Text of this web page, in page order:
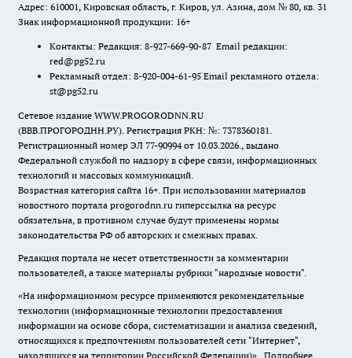
Адрес: 610001, Кировская область, г. Киров, ул. Азина, дом № 80, кв. 31
Знак информационной продукции: 16+
Контакты: Редакция: 8-927-669-90-87 Email редакции:
red@pg52.ru
Рекламный отдел: 8-920-004-61-95 Email рекламного отдела:
st@pg52.ru
Сетевое издание WWW.PROGORODNN.RU
(ВВВ.ПРОГОРОДНН.РУ). Регистрация РКН: №: 7378360181.
Регистрационный номер ЭЛ 77-90994 от 10.03.2026., выдано
Федеральной службой по надзору в сфере связи, информационных
технологий и массовых коммуникаций.
Возрастная категория сайта 16+. При использовании материалов
новостного портала progorodnn.ru гиперссылка на ресурс
обязательна, в противном случае будут применены нормы
законодательства РФ об авторских и смежных правах.
Редакция портала не несет ответственности за комментарии
пользователей, а также материалы рубрики "народные новости".
«На информационном ресурсе применяются рекомендательные
технологии (информационные технологии предоставления
информации на основе сбора, систематизации и анализа сведений,
относящихся к предпочтениям пользователей сети "Интернет",
находящихся на территории Российской Федерации)». Подробнее